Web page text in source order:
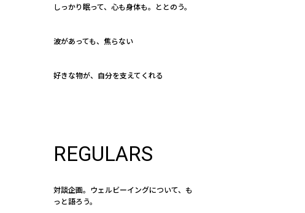
しっかり眠って、心も身体も。ととのう。
波があっても、焦らない
好きな物が、自分を支えてくれる
REGULARS
対談企画。ウェルビーイングについて、も
っと語ろう。